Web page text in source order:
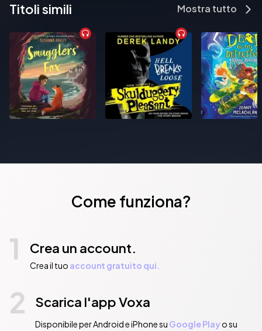
Titoli simili Mostra tutto
Come funziona?
1 Crea un account.
Crea il tuo account gratuito qui.
2 Scarica l'app Voxa
Disponibile per Android e iPhone su Google Playo su